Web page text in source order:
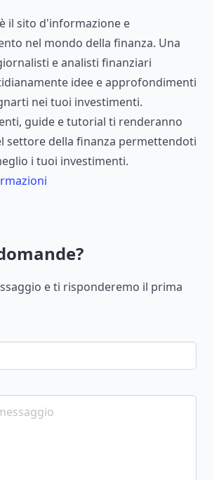
il sito d'informazione e
nel mondo della finanza. Una
e analisti finanziari
idee e approfondimenti
nei tuoi investimenti.
guide e tutorial ti renderanno
settore della finanza permettendoti
i tuoi investimenti.
e ti risponderemo il prima